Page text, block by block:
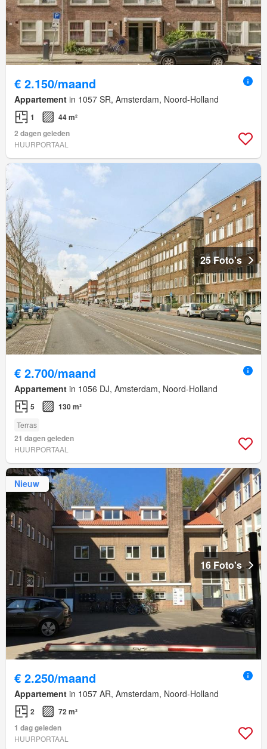
€ 2.150/maand
Appartement in 1057 SR, Amsterdam, Noord-Holland
1
44 m²
2 dagen geleden
HUURPORTAAL
25 Foto's
€ 2.700/maand
Appartement in 1056 DJ, Amsterdam, Noord-Holland
5 130 m²
Terras
21 dagen geleden
HUURPORTAAL
Nieuw
16 Foto's
€ 2.250/maand
Appartement in 1057 AR, Amsterdam, Noord-Holland
2
72 m²
1 dag geleden
HUURPORTAAL